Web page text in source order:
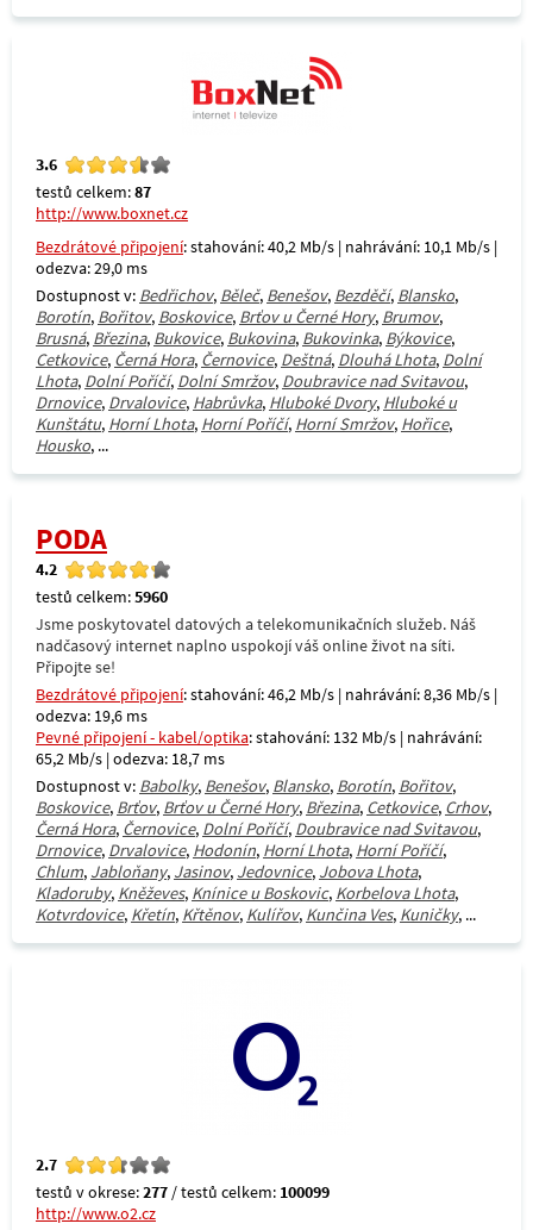
3.6
testů celkem:87
http://www.boxnet.cz
Bezdrátové připojení: stahování: 40,2 Mb/s | nahrávání: 10,1 Mb/s |
odezva: 29,0 ms
Dostupnost v: Bedřichov, Běleč, Benešov, Bezděčí, Blansko,
Borotín, Bořitov, Boskovice, Brťov u Černé Hory, Brumov,
Brusná, Březina, Bukovice, Bukovina, Bukovinka, Býkovice,
Cetkovice, Černá Hora, Černovice, Deštná, Dlouhá Lhota, Dolní
Lhota, Dolní Poříčí, Dolní Smržov, Doubravice nad Svitavou,
Drnovice, Drvalovice, Habrůvka, Hluboké Dvory, Hluboké u
Kunštátu, Horní Lhota, Horní Poříčí, Horní Smržov, Hořice,
Housko, ...
PODA
4.2
testů celkem:5960
Jsme poskytovatel datových a telekomunikačních služeb. Náš
nadčasový internet naplno uspokojí váš online život na síti.
Připojte se!
Bezdrátové připojení: stahování: 46,2 Mb/s | nahrávání: 8,36 Mb/s |
odezva: 19,6 ms
Pevné připojení - kabel/optika: stahování: 132 Mb/s | nahrávání:
65,2 Mb/s | odezva: 18,7 ms
Dostupnost v: Babolky, Benešov, Blansko, Borotín, Bořitov,
Boskovice, Brťov, Brťov u Černé Hory, Březina, Cetkovice, Crhov,
Černá Hora, Černovice, Dolní Poříčí, Doubravice nad Svitavou,
Drnovice, Drvalovice, Hodonín, Horní Lhota, Horní Poříčí,
Chlum, Jabloňany, Jasinov, Jedovnice, Jobova Lhota,
Kladoruby, Kněževes, Knínice u Boskovic, Korbelova Lhota,
Kotvrdovice, Křetín, Křtěnov, Kulířov, Kunčina Ves, Kuničky, ...
2.7
testů v okrese:277 / testů celkem: 100099
http://www.o2.cz